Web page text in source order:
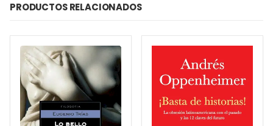
PRODUCTOS RELACIONADOS